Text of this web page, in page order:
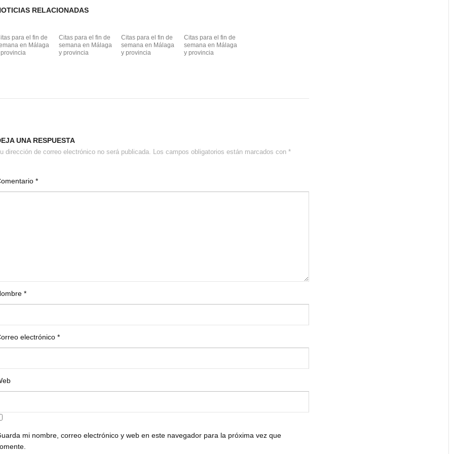
RELACIONADAS
para el fin de
en Málaga
Citas para el fin de
semana en Málaga
y provincia
Citas para el fin de
semana en Málaga
y provincia
Citas para el fin de
semana en Málaga
y provincia
UNA RESPUESTA
dirección de correo electrónico no será publicada. Los campos obligatorios están marcados con*
*
*
electrónico*
mi nombre, correo electrónico y web en este navegador para la próxima vez que